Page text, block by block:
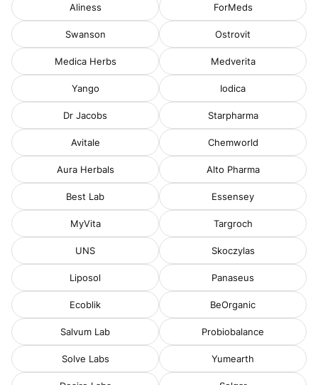
Aliness ForMeds
Swanson Ostrovit
Medica Herbs Medverita
Yango Iodica
Dr Jacobs Starpharma
Avitale Chemworld
Aura Herbals Alto Pharma
Best Lab Essensey
MyVita Targroch
UNS Skoczylas
Liposol Panaseus
Ecoblik BeOrganic
Salvum Lab Probiobalance
Solve Labs Yumearth